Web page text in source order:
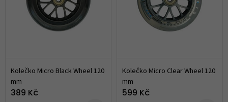
Kolečko Micro Black Wheel 120
mm
389 Kč
Kolečko Micro Clear Wheel 120
mm
599 Kč